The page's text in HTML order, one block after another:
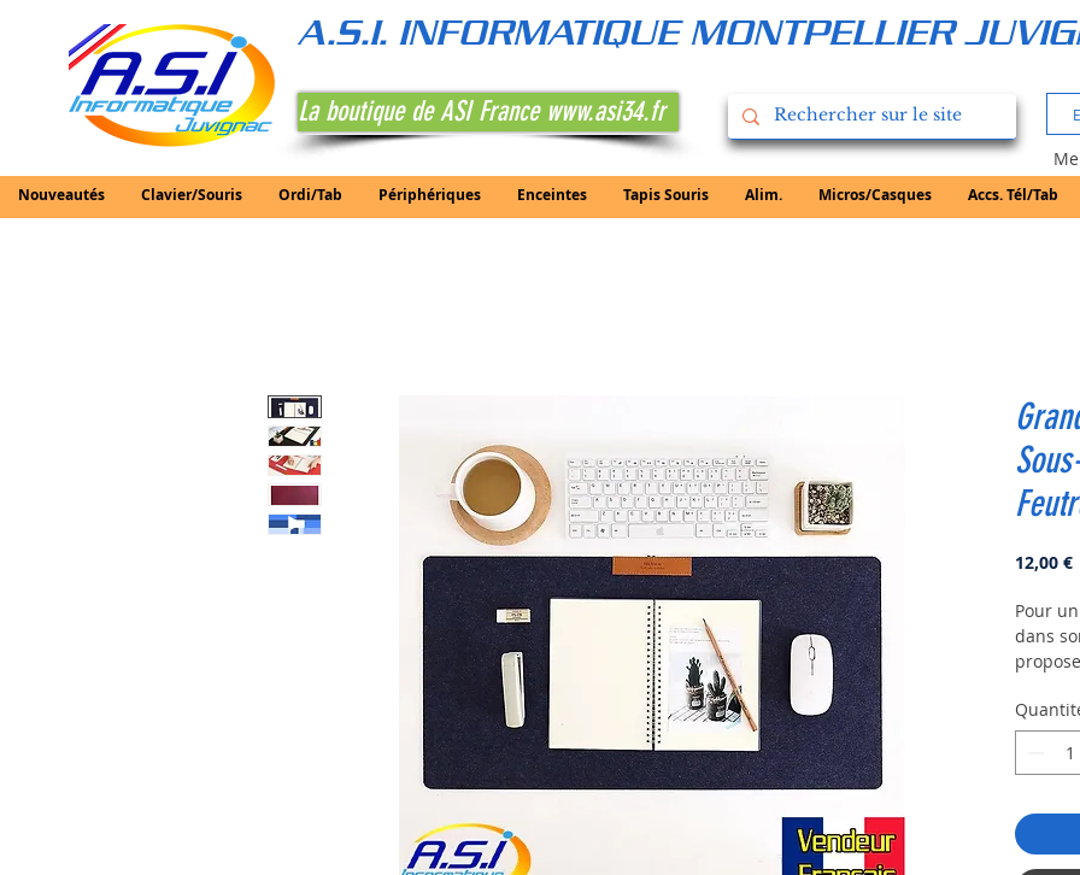
Nouveautés Clavier/Souris Ordi/Tab Périphériques Enceintes Tapis Souris Alim. Micros/Casques Accs. Tél/Tab
A.S.I. INFORMATIQUE MONTPELLIER
La boutique de ASI France www.asi34.fr
12,00 €
Pour
dans
Apple
qui fera
en